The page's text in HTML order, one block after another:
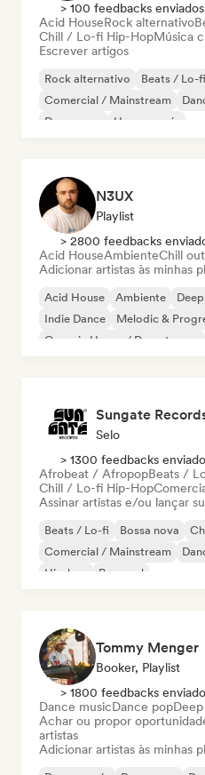
> 100 feedbacks enviados
Acid HouseRock alternativo
Chill / Lo-fi Hip-HopMúsica
Escrever artigos
Rock alternativo Beats / Lo-fi
Comercial / Mainstream
Dream pop
House music
N3UX
Playlist
> 2800 feedbacks
Acid HouseAmbienteChill out
Adicionar artistas às minhas
Acid House Ambiente
Indie Dance
Melodic &
Organic House / Downtempo
Sungate
Selo
> 1300 feedbacks
Afrobeat / AfropopBeats /
Chill / Lo-fi Hip-Hop
Assinar artistas e/ou lançar
Beats / Lo-fi Bossa nova
Comercial / Mainstream
Hip-hop
Pop soul
Tommy Menger
Booker, Playlist
> 1800 feedbacks
Dance musicDance pop
Achar ou propor
artistas
Adicionar artistas às minhas